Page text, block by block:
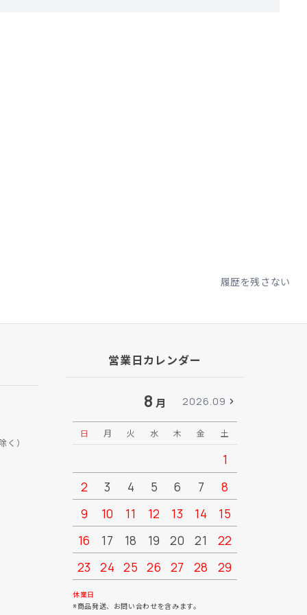
履歴を残さない
く）
営業日カレンダー
8 月 2026.09
日 月 火 水 木 金 土
1
2
3 4 5 6 7
8
9
10 11 12 13 14
15
16
17 18 19 20 21
22
23
24 25 26 27 28
29
30
休業日
※商品発送、お問い合わせを含みます。